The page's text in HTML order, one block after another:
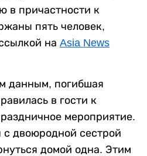
в причастности к
пять человек,
на Asia News
данным, погибшая
в гости к
мероприятие.
двоюродной сестрой
домой одна. Этим